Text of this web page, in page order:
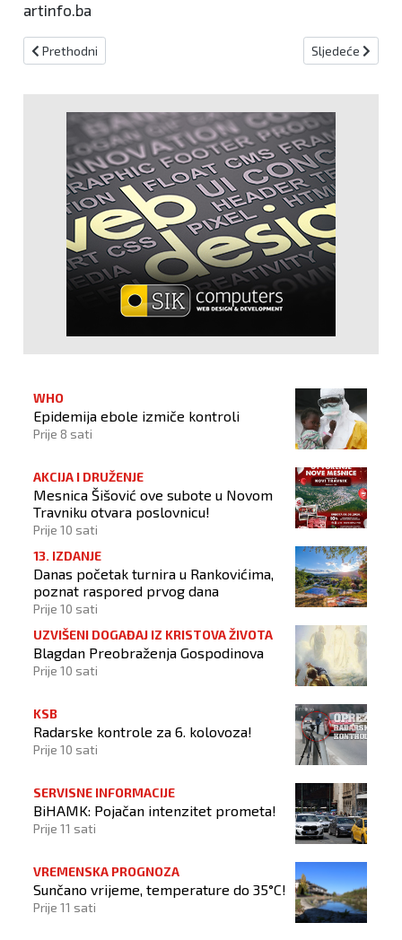
artinfo.ba
Prethodni članak: Kadeti NK Kiseljaka druga najefikasnija
Prethodni Sljedeći članak:
Sljedeće
WHO
Epidemija ebole izmiče kontroli
Prije 8 sati
AKCIJA I DRUŽENJE
Mesnica Šišović ove subote u Novom
Travniku otvara poslovnicu!
Prije 10 sati
13. IZDANJE
Danas početak turnira u Rankovićima,
poznat raspored prvog dana
Prije 10 sati
UZVIŠENI DOGAĐAJ IZ KRISTOVA ŽIVOTA
Blagdan Preobraženja Gospodinova
Prije 10 sati
KSB
Radarske kontrole za 6. kolovoza!
Prije 10 sati
SERVISNE INFORMACIJE
BiHAMK: Pojačan intenzitet prometa!
Prije 11 sati
VREMENSKA PROGNOZA
Sunčano vrijeme, temperature do 35°C!
Prije 11 sati